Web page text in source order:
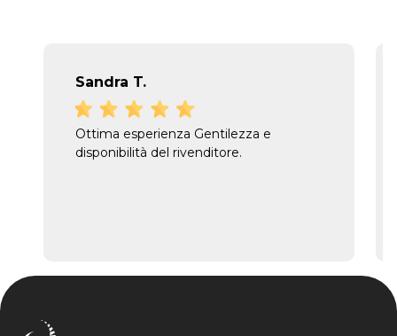
Sandra T.
Ottima esperienza Gentilezza e
disponibilità del rivenditore.